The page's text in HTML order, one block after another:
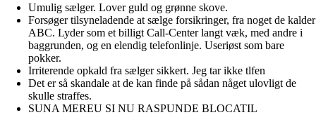
Umulig sælger. Lover guld og grønne skove.
Forsøger tilsyneladende at sælge forsikringer, fra noget de kalder
ABC. Lyder som et billigt Call-Center langt væk, med andre i
baggrunden, og en elendig telefonlinje. Useriøst som bare
pokker.
Irriterende opkald fra sælger sikkert. Jeg tar ikke tlfen
Det er så skandale at de kan finde på sådan någet ulovligt de
skulle straffes.
SUNA MEREU SI NU RASPUNDE BLOCATIL